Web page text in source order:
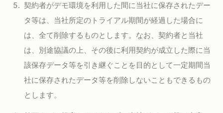
契約者がデモ環境を利用した間に当社に保存されたデー
タ等は、当社所定のトライアル期間が経過した場合に
は、全て削除するものとします。なお、契約者と当社
は、別途協議の上、その後に利用契約が成立した際に当
該保存データ等を引き継ぐことを目的として一定期間当
社に保存されたデータ等を削除しないこともできるもの
とします。